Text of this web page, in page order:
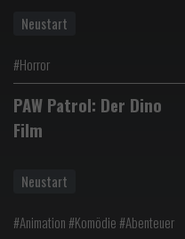
Neustart
#Horror
PAW Patrol: Der Dino
Film
Neustart
#Animation #Komödie #Abenteuer